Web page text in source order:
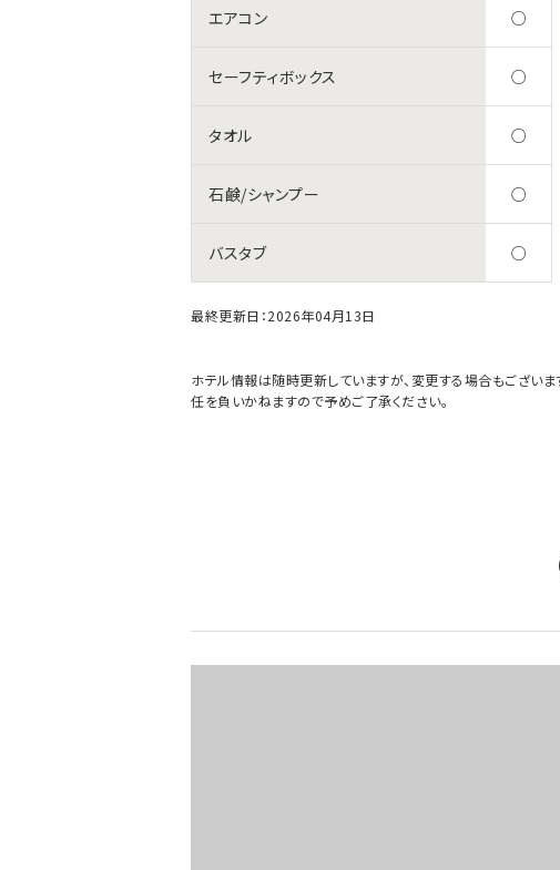
エアコン ○
セーフティボックス ○
タオル ○
石鹸/シャンプー ○
バスタブ ○
最終更新日：2026年04月13日
ホテル情報は随時更新していますが、変更する場合もござい
任を負いかねますので予めご了承ください。